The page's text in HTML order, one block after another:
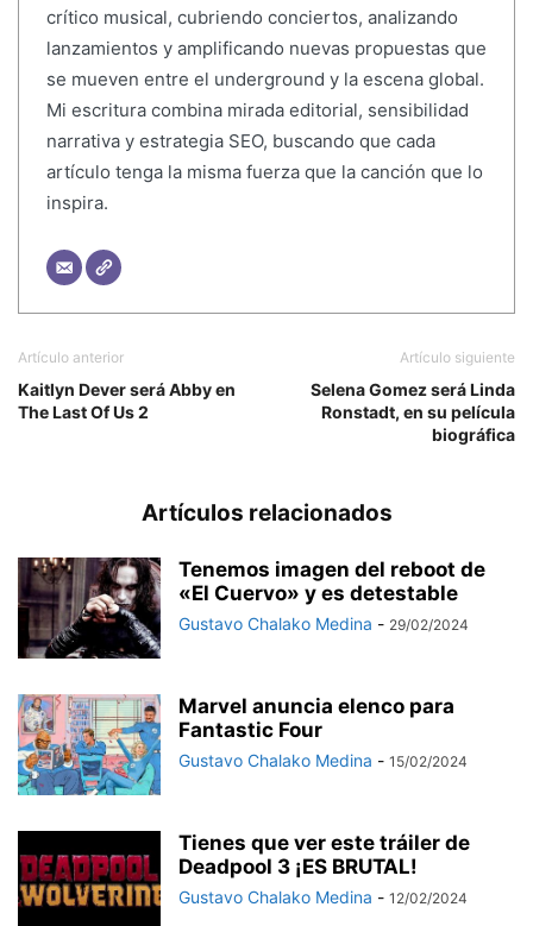
crítico musical, cubriendo conciertos, analizando
lanzamientos y amplificando nuevas propuestas que
se mueven entre el underground y la escena global.
Mi escritura combina mirada editorial, sensibilidad
narrativa y estrategia SEO, buscando que cada
artículo tenga la misma fuerza que la canción que lo
inspira.
Artículo anterior
Kaitlyn Dever será Abby en
The Last Of Us 2
Artículo siguiente
Selena Gomez será Linda
Ronstadt, en su película
biográfica
Artículos relacionados
Tenemos imagen del reboot de
«El Cuervo» y es detestable
Gustavo Chalako Medina - 29/02/2024
Marvel anuncia elenco para
Fantastic Four
Gustavo Chalako Medina - 15/02/2024
Tienes que ver este tráiler de
Deadpool 3 ¡ES BRUTAL!
Gustavo Chalako Medina - 12/02/2024